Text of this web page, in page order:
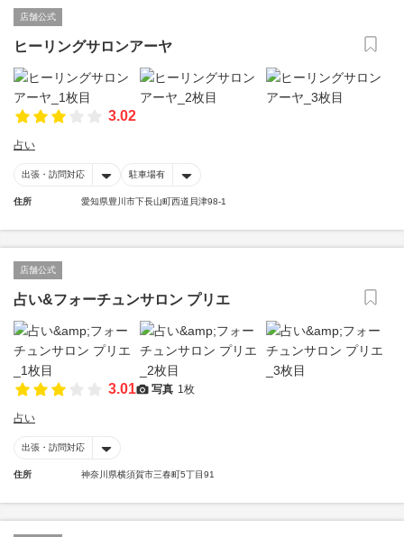
店舗公式
ヒーリングサロンアーヤ
3.02
占い
出張・訪問対応 駐車場有
住所 愛知県豊川市下長山町西道貝津98-1
店舗公式
占い&フォーチュンサロン プリエ
3.01 写真 1枚
占い
出張・訪問対応
住所 神奈川県横須賀市三春町5丁目91